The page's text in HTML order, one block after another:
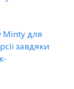
Minty для
завдяки